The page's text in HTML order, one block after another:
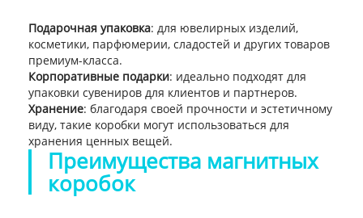
Подарочная упаковка: для ювелирных изделий,
косметики, парфюмерии, сладостей и других товаров
премиум-класса.
Корпоративные подарки: идеально подходят для
упаковки сувениров для клиентов и партнеров.
Хранение: благодаря своей прочности и эстетичному
виду, такие коробки могут использоваться для
хранения ценных вещей.
Преимущества магнитных
коробок